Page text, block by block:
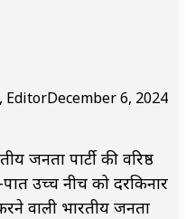
EditorDecember 6, 2024
जनता पार्टी की वरिष्ठ
उच्च नीच को दरकिनार
वाली भारतीय जनता